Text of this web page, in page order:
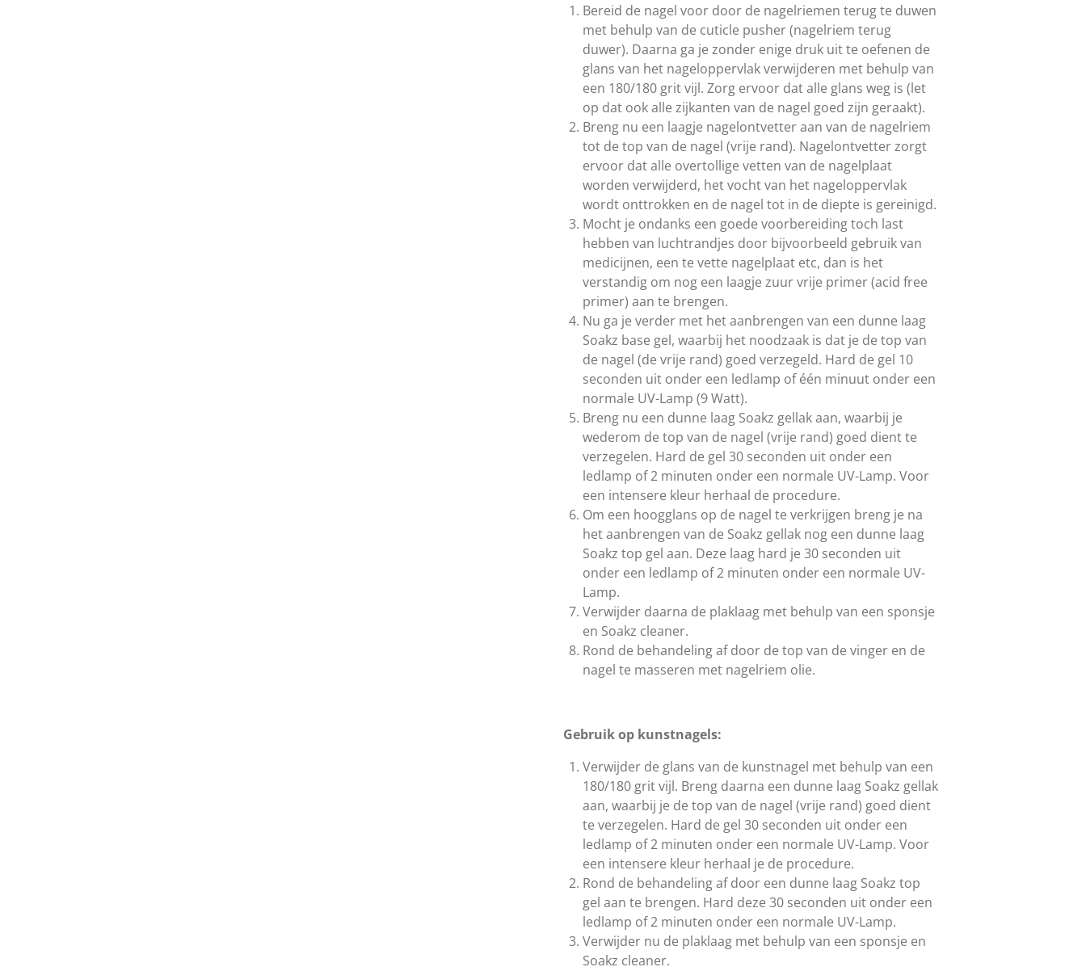
Bereid de nagel voor door de nagelriemen terug te duwen
met behulp van de cuticle pusher (nagelriem terug
duwer). Daarna ga je zonder enige druk uit te oefenen de
glans van het nageloppervlak verwijderen met behulp van
een 180/180 grit vijl. Zorg ervoor dat alle glans weg is (let
op dat ook alle zijkanten van de nagel goed zijn geraakt).
Breng nu een laagje nagelontvetter aan van de nagelriem
tot de top van de nagel (vrije rand). Nagelontvetter zorgt
ervoor dat alle overtollige vetten van de nagelplaat
worden verwijderd, het vocht van het nageloppervlak
wordt onttrokken en de nagel tot in de diepte is gereinigd.
Mocht je ondanks een goede voorbereiding toch last
hebben van luchtrandjes door bijvoorbeeld gebruik van
medicijnen, een te vette nagelplaat etc, dan is het
verstandig om nog een laagje zuur vrije primer (acid free
primer) aan te brengen.
Nu ga je verder met het aanbrengen van een dunne laag
Soakz base gel, waarbij het noodzaak is dat je de top van
de nagel (de vrije rand) goed verzegeld. Hard de gel 10
seconden uit onder een ledlamp of één minuut onder een
normale UV-Lamp (9 Watt).
Breng nu een dunne laag Soakz gellak aan, waarbij je
wederom de top van de nagel (vrije rand) goed dient te
verzegelen. Hard de gel 30 seconden uit onder een
ledlamp of 2 minuten onder een normale UV-Lamp. Voor
een intensere kleur herhaal de procedure.
Om een hoogglans op de nagel te verkrijgen breng je na
het aanbrengen van de Soakz gellak nog een dunne laag
Soakz top gel aan. Deze laag hard je 30 seconden uit
onder een ledlamp of 2 minuten onder een normale UV-
Lamp.
Verwijder daarna de plaklaag met behulp van een sponsje
en Soakz cleaner.
Rond de behandeling af door de top van de vinger en de
nagel te masseren met nagelriem olie.
Gebruik op kunstnagels:
Verwijder de glans van de kunstnagel met behulp van een
180/180 grit vijl. Breng daarna een dunne laag Soakz gellak
aan, waarbij je de top van de nagel (vrije rand) goed dient
te verzegelen. Hard de gel 30 seconden uit onder een
ledlamp of 2 minuten onder een normale UV-Lamp. Voor
een intensere kleur herhaal je de procedure.
Rond de behandeling af door een dunne laag Soakz top
gel aan te brengen. Hard deze 30 seconden uit onder een
ledlamp of 2 minuten onder een normale UV-Lamp.
Verwijder nu de plaklaag met behulp van een sponsje en
Soakz cleaner.